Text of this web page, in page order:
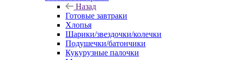
Назад
Готовые завтраки
Хлопья
Шарики/звездочки/колечки
Подушечки/батончики
Кукурузные палочки